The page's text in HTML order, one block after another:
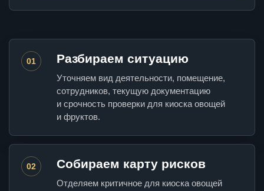
01 Разбираем ситуацию
Уточняем вид деятельности, помещение,
сотрудников, текущую документацию
и срочность проверки для киоска овощей
и фруктов.
02 Собираем карту рисков
Отделяем критичное для киоска овощей